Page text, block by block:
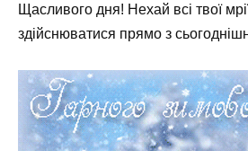
Щасливого дня! Нехай всі твої
здійснюватися прямо з